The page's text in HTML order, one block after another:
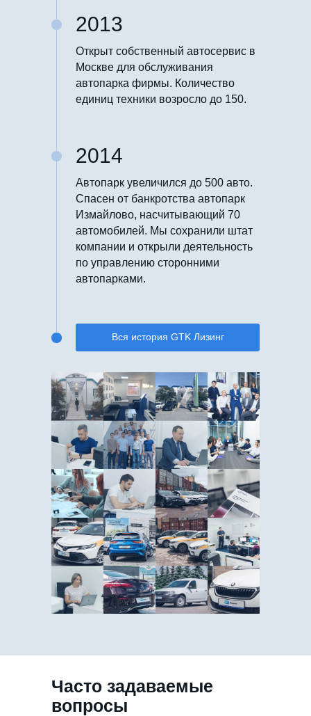
2013
Открыт собственный автосервис в
Москве для обслуживания
автопарка фирмы. Количество
единиц техники возросло до 150.
2014
Автопарк увеличился до 500 авто.
Спасен от банкротства автопарк
Измайлово, насчитывающий 70
автомобилей. Мы сохранили штат
компании и открыли деятельность
по управлению сторонними
автопарками.
Вся история GTK Лизинг
Часто задаваемые
вопросы